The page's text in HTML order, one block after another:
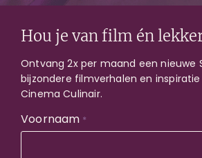
Crêpes suzette
Het Franse nagerecht met in
sinaasappel geflambeerde
Kip in witte wijn
brood
Hou je van film én
Ontvang 2x per maand een nieuwe
bijzondere filmverhalen en
Cinema Culinair.
Voornaam *